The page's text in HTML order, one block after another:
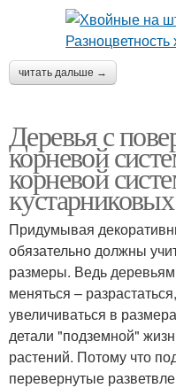
читать дальше →
Деревья с
корневой
корневой
Придумывая
обязательно должны
размеры. Ведь
меняться –
увеличиваться в
детали "подземной"
растений. Потому что
перевернутые